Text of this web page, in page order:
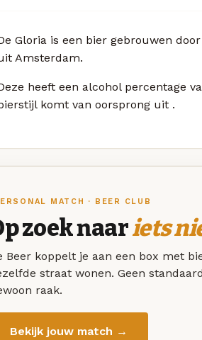
Gloria is een bier gebrouwen door
Amsterdam.
heeft een alcohol percentage
komt van oorsprong uit .
MATCH · BEER CLUB
zoek naariets
Beer koppelt je aan een box met
straat wonen. Geen
raak.
Bekijk jouw match →